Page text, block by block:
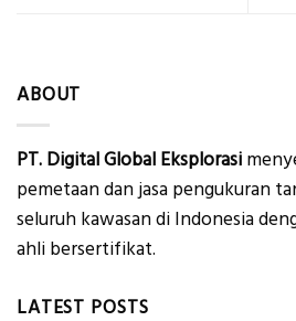
ABOUT
PT. Digital Global Eksplorasi
pemetaan dan jasa pengukuran
seluruh kawasan di Indonesia
ahli bersertifikat.
LATEST POSTS